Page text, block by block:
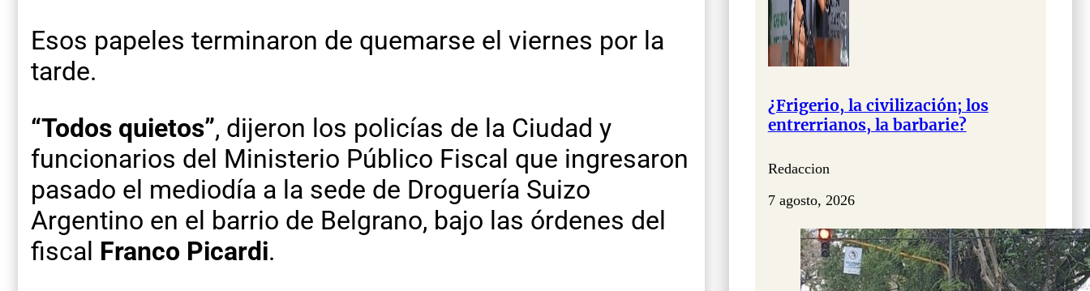
Esos papeles terminaron de quemarse el viernes por la
tarde.
“Todos quietos”, dijeron los policías de la Ciudad y
funcionarios del Ministerio Público Fiscal que ingresaron
pasado el mediodía a la sede de Droguería Suizo
Argentino en el barrio de Belgrano, bajo las órdenes del
fiscal Franco Picardi.
¿Frigerio, la civilización; los
entrerrianos, la barbarie?
Redaccion
7 agosto, 2026